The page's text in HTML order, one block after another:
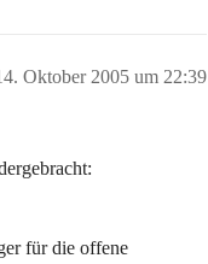
Oktober 2005 um 22:39
für die offene